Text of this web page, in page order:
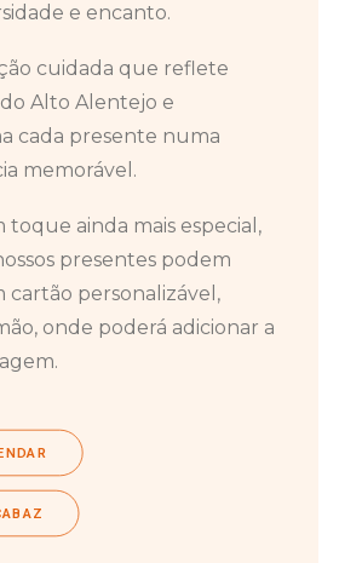
e encanto.
cuidada que reflete
Alto Alentejo e
cada presente numa
memorável.
toque ainda mais especial,
presentes podem
cartão personalizável,
onde poderá adicionar a